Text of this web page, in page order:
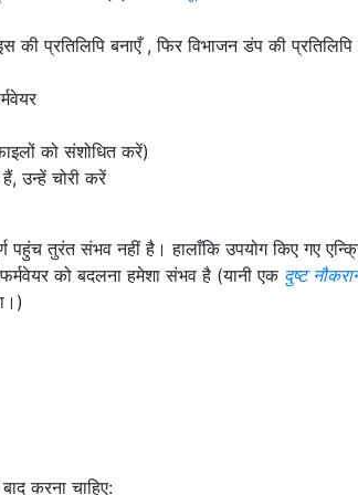
की प्रतिलिपि बनाएँ , फिर विभाजन डंप की प्रतिलिपि
को संशोधित करें)
उन्हें चोरी करें
पहुंच तुरंत संभव नहीं है। हालाँकि उपयोग किए गए
को बदलना हमेशा संभव है (यानी एक दुष्ट
करना चाहिए: